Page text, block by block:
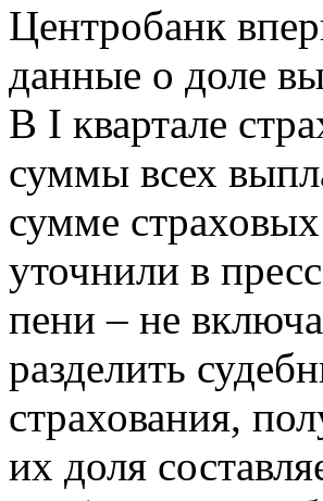
Центробанк
данные о доле
В I квартале
суммы всех
сумме
уточнили в
пени – не
разделить
страхования,
их доля